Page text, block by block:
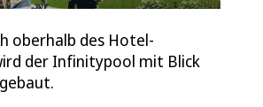
oberhalb des Hotel-
der Infinitypool mit Blick